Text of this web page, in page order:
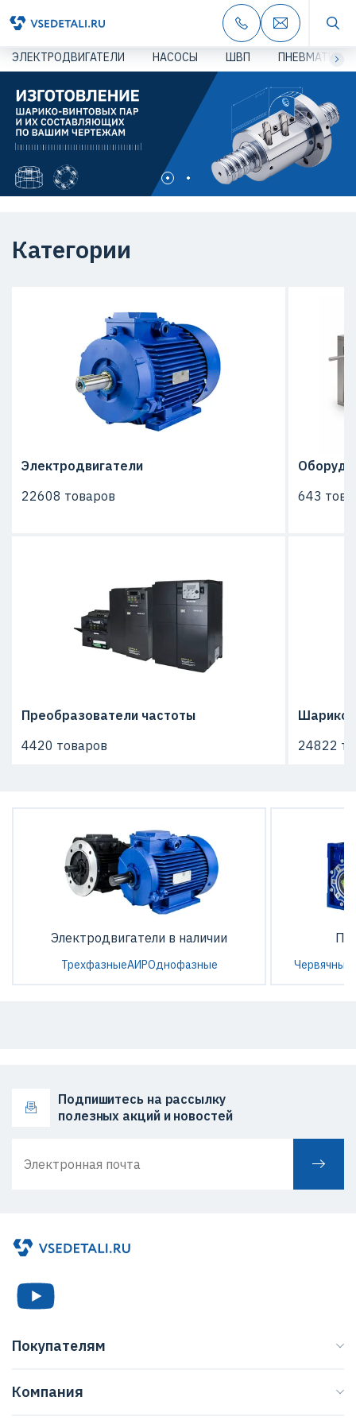
ЭЛЕКТРОДВИГАТЕЛИ НАСОСЫ ШВП ПНЕВМАТИКА
Категории
Преобразователи частоты
4420 товаров
Электродвигатели
22608 товаров
Шарико-
24822
643
Электродвигатели в наличии
ТрехфазныеАИРОднофазные Червячные
Подпишитесь на рассылку
полезных акций и новостей
Бренды
Покупателям
Компания